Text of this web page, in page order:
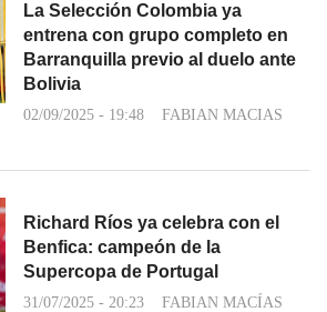
La Selección Colombia ya
entrena con grupo completo en
Barranquilla previo al duelo ante
Bolivia
02/09/2025 - 19:48 FABIAN MACIAS
Richard Ríos ya celebra con el
Benfica: campeón de la
Supercopa de Portugal
31/07/2025 - 20:23 FABIAN MACÍAS